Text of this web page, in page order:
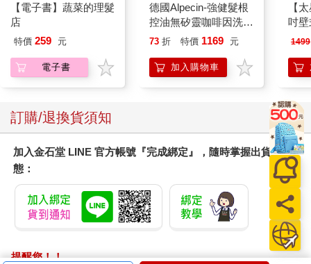
我給依依一個微笑，尚昱哥馬上為自己說話，「我是在順便檢查
其他燈管有沒有問題好嗎？我這叫細心，懂嗎？」
「懶得懂，你快點一點，立湘要工作了。」依依故意搖了兩下工
作梯，尚昱哥在上面發出娘們般的叫聲。
我笑著低下頭，回覆客戶的信件。我堅持自己的設計，雖然我知
道最後我會妥協，但在妥協之前，讓我掙扎個一兩次也好。
按下傳送鍵，我又聽到樓上傳來聲音。我猛然抬起頭，依依發覺
我的不對勁，問我，「怎麼啦？」
「有沒有聽到奇怪的聲音？」我指指天花板。
依依很努力地聽了一下，然後搖頭。突然「嘰」的一聲出現金屬
磨擦的聲音，我和依依都嚇了一跳，往聲音發出的方向看去，原
來是尚昱哥在故意轉動日光管的聲音。他看到我們的反應，在工
【電子書】蔬菜的理髮
店
特價 259 元
電子書
德國Alpecin-強健髮根
控油無矽靈咖啡因洗髮
凝露375ml/瓶-C1強健
調理頭皮洗髮液/0矽靈
滋潤洗頭髮水/一般髮
73 折 特價 1169 元
加入購物車
【
吋
機)
1499
訂購/退換貨須知
加入金石堂 LINE 官方帳號『完成綁定』，隨時掌握出貨動
態：
提醒您！！